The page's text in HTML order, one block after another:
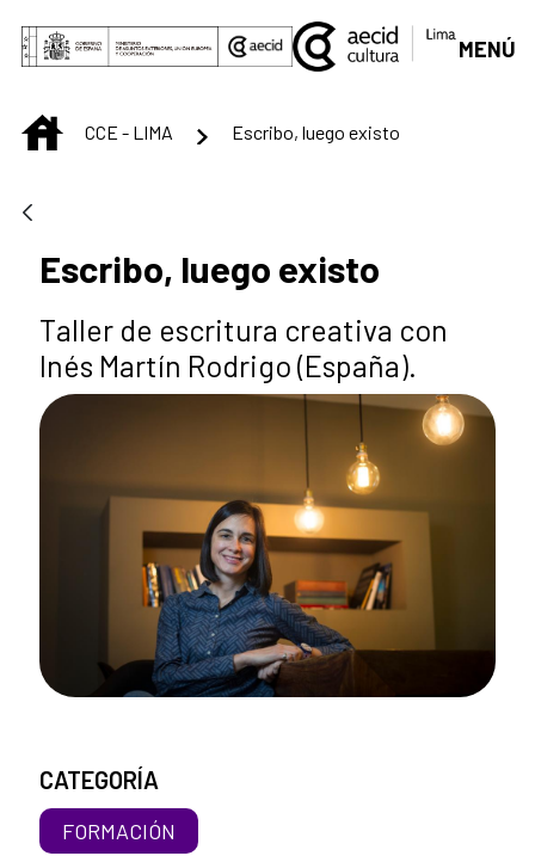
Saltar al contenido principal
MENÚ
INICIOCCE - LIMA Escribo, luego existo
Escribo, luego existo
Taller de escritura creativa con
Inés Martín Rodrigo (España).
CATEGORÍA
FORMACIÓN